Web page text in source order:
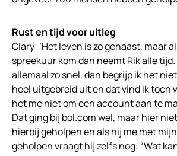
Rust en tijd voor uitleg
Clary: ‘Het leven is zo gehaast, maar
spreekuur kom dan neemt Rik alle
allemaal zo snel, dan begrijp ik het
heel uitgebreid uit en dat vind ik toch
het me niet om een account aan te
Dat ging bij bol.com wel, maar hier
hierbij geholpen en als hij me met
geholpen vraagt hij zelfs nog: “Wat